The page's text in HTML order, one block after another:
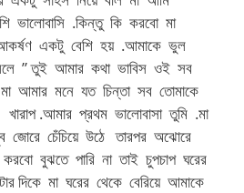
ভালোবাসি .কিন্তু কি করবো মা
একটু বেশি হয় .আমাকে ভুল
” তুই আমার কথা ভাবিস ওই সব
আমার মনে যত চিন্তা সব তোমাকে
.আমার প্রথম ভালোবাসা তুমি .মা
চেঁচিয়ে উঠে তারপর অঝোরে
বুঝতে পারি না তাই চুপচাপ ঘরের
দিকে মা ঘরের থেকে বেরিয়ে আমাকে